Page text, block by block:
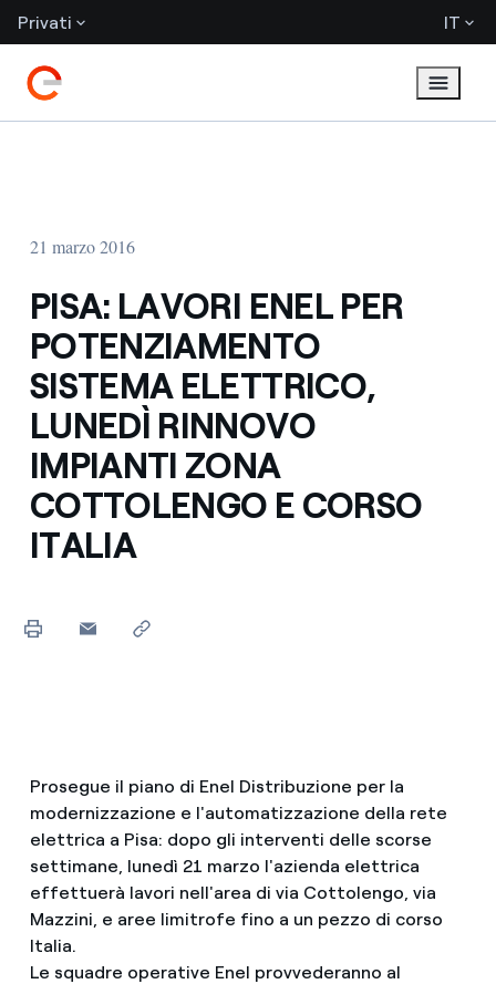
Privati IT
21 marzo 2016
PISA: LAVORI ENEL PER
POTENZIAMENTO
SISTEMA ELETTRICO,
LUNEDÌ RINNOVO
IMPIANTI ZONA
COTTOLENGO E CORSO
ITALIA
Prosegue il piano di Enel Distribuzione per la
modernizzazione e l'automatizzazione della rete
elettrica a Pisa: dopo gli interventi delle scorse
settimane, lunedì 21 marzo l'azienda elettrica
effettuerà lavori nell'area di via Cottolengo, via
Mazzini, e aree limitrofe fino a un pezzo di corso
Italia.
Le squadre operative Enel provvederanno al